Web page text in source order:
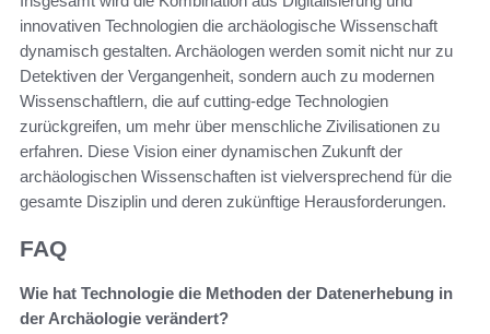
innovativen Technologien die archäologische Wissenschaft
dynamisch gestalten. Archäologen werden somit nicht nur zu
Detektiven der Vergangenheit, sondern auch zu modernen
Wissenschaftlern, die auf cutting-edge Technologien
zurückgreifen, um mehr über menschliche Zivilisationen zu
erfahren. Diese Vision einer dynamischen Zukunft der
archäologischen Wissenschaften ist vielversprechend für die
gesamte Disziplin und deren zukünftige Herausforderungen.
FAQ
Wie hat Technologie die Methoden der Datenerhebung in
der Archäologie verändert?